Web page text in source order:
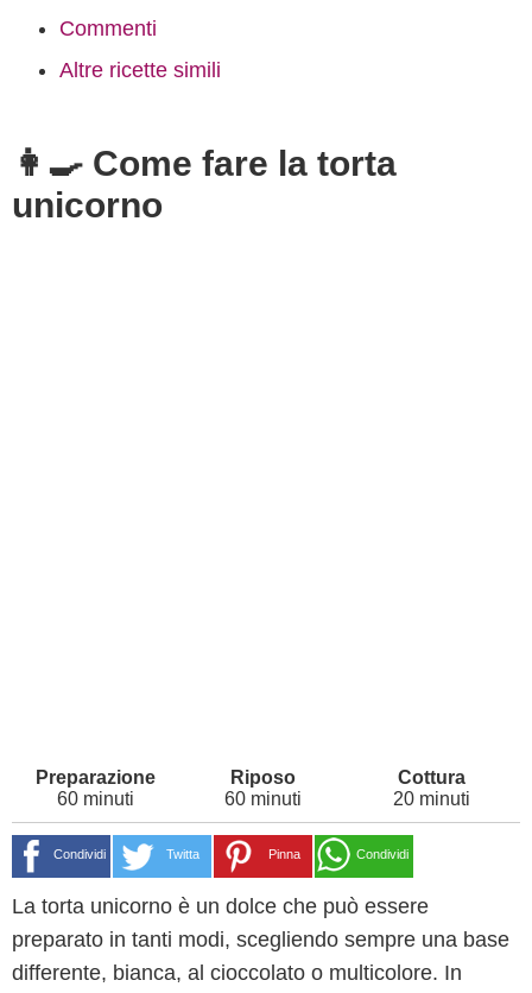
Commenti
Altre ricette simili
👩‍🍳 Come fare la torta
unicorno
60 minuti 60 minuti 20 minuti
Condividi Twitta Pinna Condividi
La torta unicorno è un dolce che può essere
preparato in tanti modi, scegliendo sempre una base
differente, bianca, al cioccolato o multicolore. In